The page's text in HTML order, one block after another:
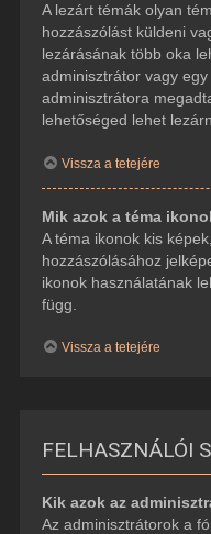
A lezárt témák olyan
hozzászólást küldeni
lezárásának több oka
adminisztrátor vagy
adminisztrátora
lehetőséged lehet
Vissza a tetejére
Mik azok a téma
A téma ikonok kis
hozzászólásához
ikonok használatának
függ.
Vissza a tetejére
FELHASZNÁLÓI
Kik azok az
Az adminisztrátorok a